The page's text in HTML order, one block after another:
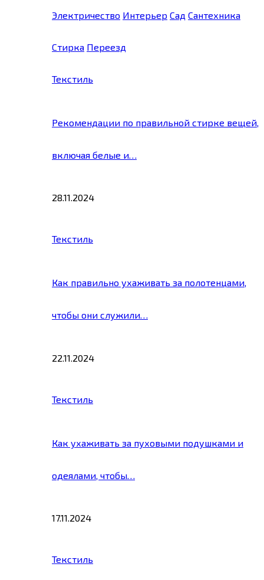
Электричество Интерьер Сад Сантехника
Стирка Переезд
Текстиль
Рекомендации по правильной стирке вещей,
включая белые и…
28.11.2024
Текстиль
Как правильно ухаживать за полотенцами,
чтобы они служили…
22.11.2024
Текстиль
Как ухаживать за пуховыми подушками и
одеялами, чтобы…
17.11.2024
Текстиль